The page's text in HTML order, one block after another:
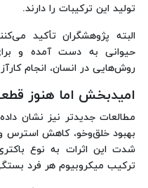
تولید این ترکیبات را دارند.
البته پژوهشگران تأکید
حیوانی به دست آمده و
روش‌هایی در انسان، انجام
امیدبخش اما هنوز
مطالعات جدیدتر نیز نشان
بهبود خلق‌وخو، کاهش استرس
شدت این اثرات به نوع
ترکیب میکروبیوم هر فرد